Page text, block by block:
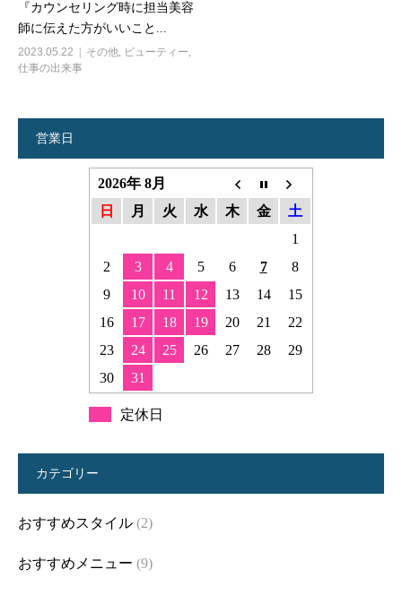
『カウンセリング時に担当美容
師に伝えた方がいいこと...
2023.05.22 その他, ビューティー,
仕事の出来事
営業日
2026年 8月
日
月 火 水 木 金
土
1
2
3 4 5 6 7
8
9
10 11 12 13 14
15
16
17 18 19 20 21
22
23
24 25 26 27 28
29
30
31
定休日
カテゴリー
おすすめスタイル (2)
おすすめメニュー (9)